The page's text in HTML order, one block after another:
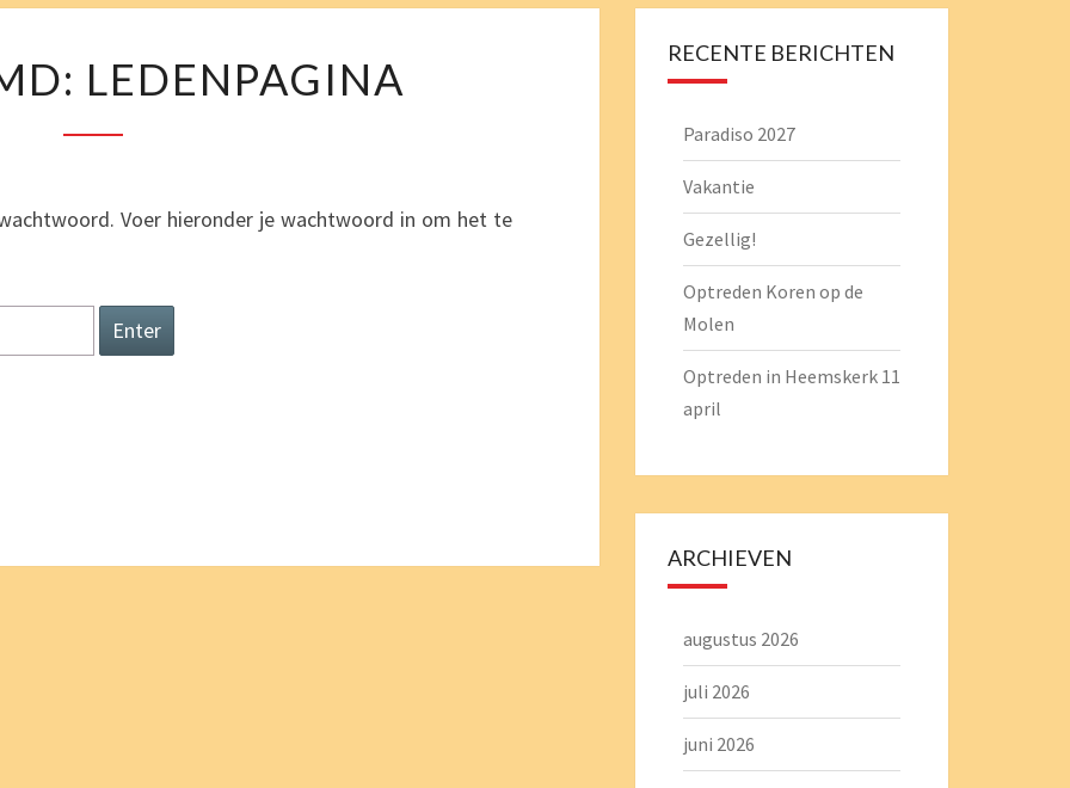
LEDENPAGINA
LEDENPAGINA
Voer hieronder je wachtwoord in om het te
RECENTE BERICHTEN
Paradiso 2027
Vakantie
Gezellig!
Optreden Koren op de
Molen
Optreden in Heemskerk 11
april
ARCHIEVEN
augustus 2026
juli 2026
juni 2026